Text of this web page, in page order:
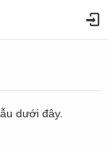
dưới đây.